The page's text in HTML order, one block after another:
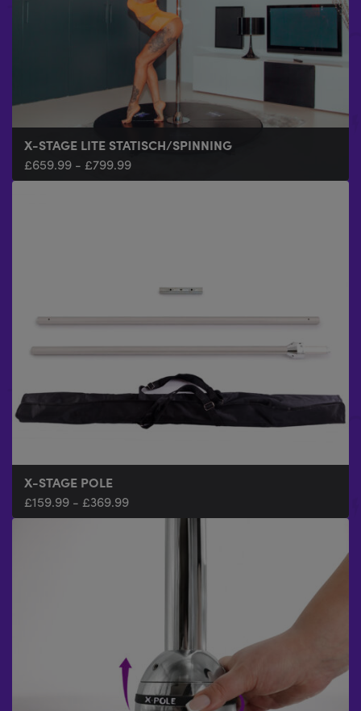
X-STAGE LITE STATISCH/SPINNING
£659.99 - £799.99
NIEDRIGES LYRAPOLE BUNDLE
£308.97- £339.97
X-STAGE POLE
£159.99 - £369.99